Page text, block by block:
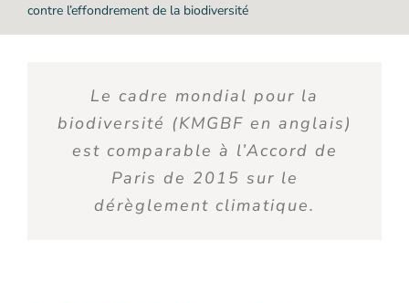
contre l’effondrement de la biodiversité
Le cadre mondial pour la
biodiversité (KMGBF en anglais)
est comparable à l’Accord de
Paris de 2015 sur le
dérèglement climatique.